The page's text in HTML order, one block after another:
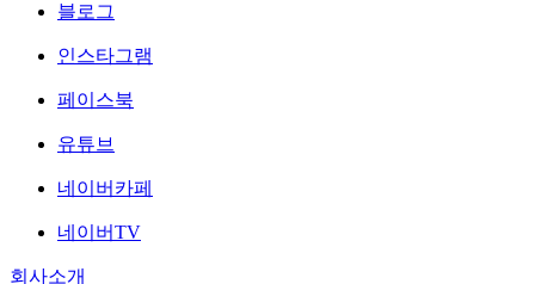
블로그
인스타그램
페이스북
유튜브
네이버카페
네이버TV
회사소개